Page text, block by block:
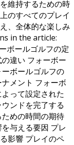
維持するための時
のすべてのプレイ
、全体的な楽しみ
in the article:
ボールゴルフの定
違い フォーボー
ボールゴルフの
メント フォーボ
って設定された
ンドを完了する
めの時間の期待
与える要因 プレ
影響 プレイのペ